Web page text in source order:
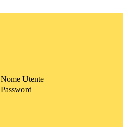
Nome Utente
Password